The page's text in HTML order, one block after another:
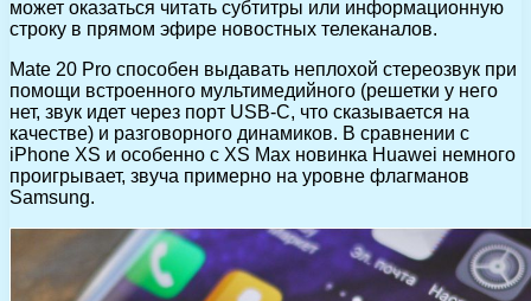
может оказаться читать субтитры или информационную
строку в прямом эфире новостных телеканалов.
Mate 20 Pro способен выдавать неплохой стереозвук при
помощи встроенного мультимедийного (решетки у него
нет, звук идет через порт USB-C, что сказывается на
качестве) и разговорного динамиков. В сравнении с
iPhone XS и особенно с XS Max новинка Huawei немного
проигрывает, звуча примерно на уровне флагманов
Samsung.